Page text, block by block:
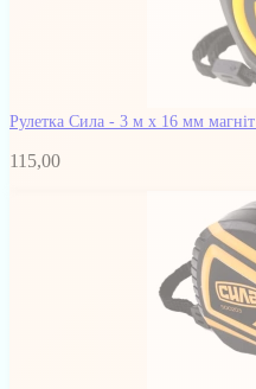
Рулетка Сила - 3 м x 16 мм магніт
115,00